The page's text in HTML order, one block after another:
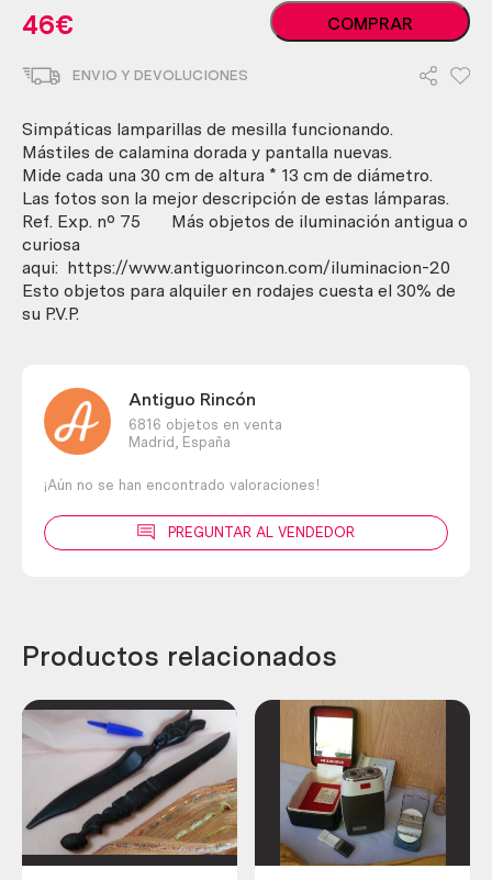
46€
Lámpara.
Pareja
mesilla.
Años
70.
Metal
plateado.
COMPRAR
ENVIO Y DEVOLUCIONES
Simpáticas lamparillas de mesilla funcionando.
Mástiles de calamina dorada y pantalla nuevas.
Mide cada una 30 cm de altura * 13 cm de diámetro.
Las fotos son la mejor descripción de estas lámparas.
Ref. Exp. nº 75 Más objetos de iluminación antigua o
curiosa
aqui: https://www.antiguorincon.com/iluminacion-20
Esto objetos para alquiler en rodajes cuesta el 30% de
su P.V.P.
Antiguo Rincón
6816 objetos en venta
Madrid,
España
¡Aún no se han encontrado valoraciones!
PREGUNTAR AL VENDEDOR
Productos relacionados